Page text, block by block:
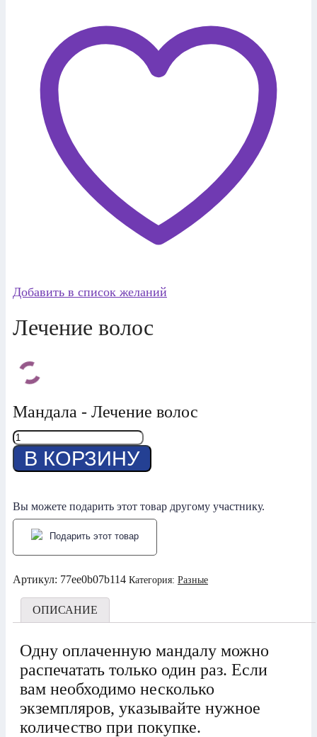
Добавить в список желаний
Лечение волос
Мандала - Лечение волос
Количество
товара
Лечение
волос
В КОРЗИНУ
Вы можете подарить этот товар другому участнику.
Подарить этот товар
Артикул: 77ee0b07b114 Категория: Разные
ОПИСАНИЕ
Одну оплаченную мандалу можно
распечатать только один раз. Если
вам необходимо несколько
экземпляров, указывайте нужное
количество при покупке.